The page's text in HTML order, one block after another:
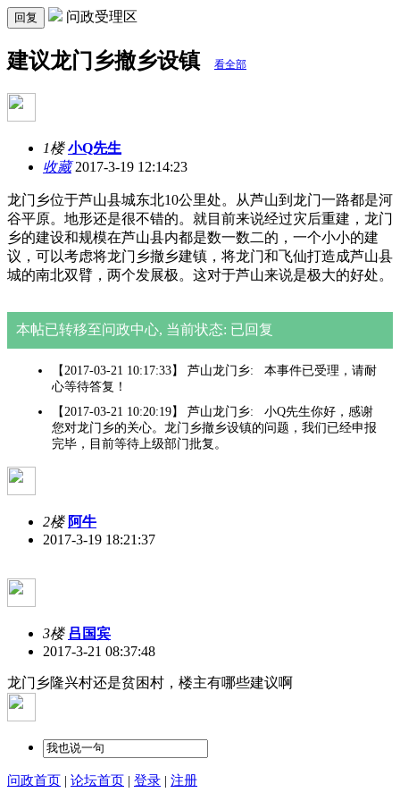
回复 问政受理区
建议龙门乡撤乡设镇 看全部
1楼 小Q先生
收藏2017-3-19 12:14:23
龙门乡位于芦山县城东北10公里处。从芦山到龙门一路都是河
谷平原。地形还是很不错的。就目前来说经过灾后重建，龙门
乡的建设和规模在芦山县内都是数一数二的，一个小小的建
议，可以考虑将龙门乡撤乡建镇，将龙门和飞仙打造成芦山县
城的南北双臂，两个发展极。这对于芦山来说是极大的好处。
本帖已转移至问政中心, 当前状态: 已回复
【2017-03-21 10:17:33】 芦山龙门乡: 本事件已受理，请耐
心等待答复！
【2017-03-21 10:20:19】 芦山龙门乡: 小Q先生你好，感谢
您对龙门乡的关心。龙门乡撤乡设镇的问题，我们已经申报
完毕，目前等待上级部门批复。
2楼 阿牛
2017-3-19 18:21:37
3楼 吕国宾
2017-3-21 08:37:48
龙门乡隆兴村还是贫困村，楼主有哪些建议啊
问政首页 | 论坛首页 | 登录 | 注册